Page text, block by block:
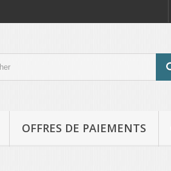
OFFRES DE PAIEMENTS